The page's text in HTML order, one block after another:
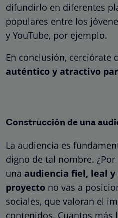
difundirlo en diferentes
populares entre los
y YouTube, por ejemplo.
En conclusión, cerciórate
auténtico y atractivo
Construcción de una
La audiencia es
digno de tal nombre.
una audiencia fiel, leal
proyecto no vas a
sociales, que valoran el
contenidos. Cuantos más